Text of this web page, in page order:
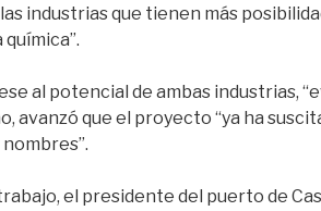
industrias que tienen más
al potencial de ambas industrias,
avanzó que el proyecto “ya ha
el presidente del puerto de